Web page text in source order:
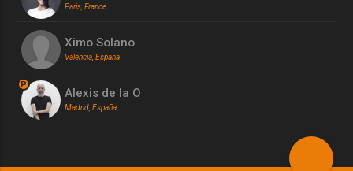
Paris, France
Ximo Solano
València, España
P
Alexis de la O
Madrid, España